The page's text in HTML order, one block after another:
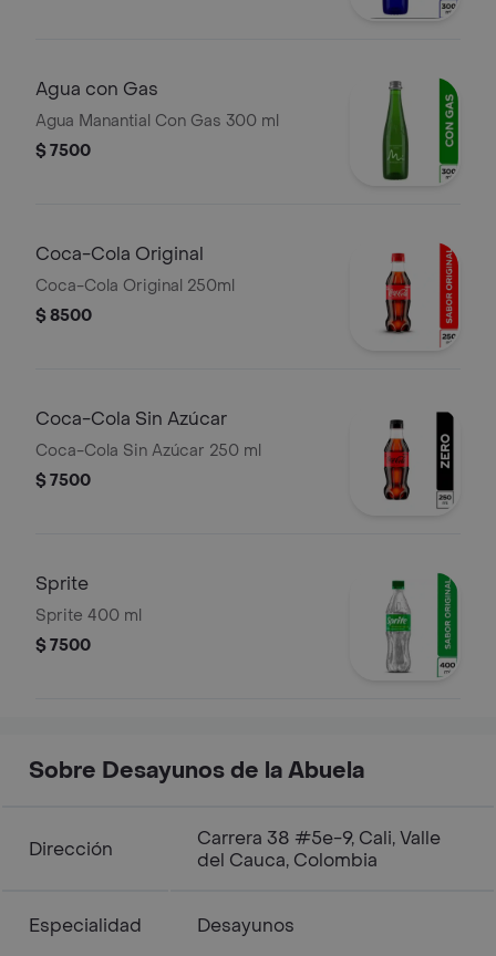
Agua con Gas
Agua Manantial Con Gas 300 ml
$ 7500
Coca-Cola Original
Coca-Cola Original 250ml
$ 8500
Coca-Cola Sin Azúcar
Coca-Cola Sin Azúcar 250 ml
$ 7500
Sprite
Sprite 400 ml
$ 7500
Sobre Desayunos de la Abuela
Dirección
Carrera 38 #5e-9, Cali, Valle
del Cauca, Colombia
Especialidad Desayunos